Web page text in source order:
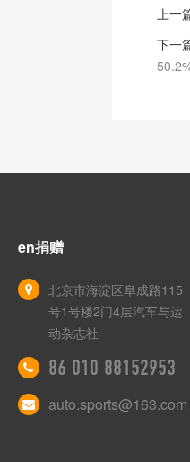
上一
下一
en捐赠
北京市海淀区阜成路115
号1号楼2门4层汽车与运
动杂志社
86 010 88152953
auto.sports@163.com